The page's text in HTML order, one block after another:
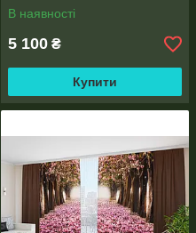
В наявності
5 100 ₴
Купити